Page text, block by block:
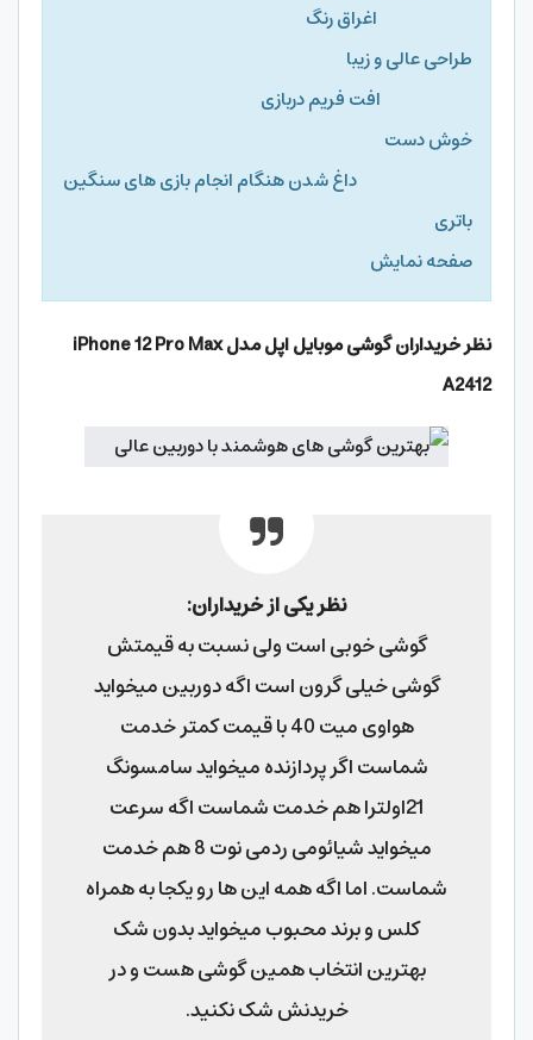
اغراق رنگ
طراحی عالی و زیبا
افت فریم دربازی
خوش دست
داغ شدن هنگام انجام بازی های سنگین
باتری
صفحه نمایش
نظر خریداران گوشی موبایل اپل مدل iPhone 12 Pro Max
A2412
نظر یکی از خریداران:
گوشی خوبی است ولی نسبت به قیمتش
گوشی خیلی گرون است اگه دوربین میخواید
هواوی میت 40 با قیمت کمتر خدمت
شماست اگر پردازنده میخواید سامسونگ
21اولترا هم خدمت شماست اگه سرعت
میخواید شیائومی ردمی نوت 8 هم خدمت
شماست. اما اگه همه این ها رو یکجا به همراه
کلس و برند محبوب میخواید بدون شک
بهترین انتخاب همین گوشی هست و در
خریدنش شک نکنید.